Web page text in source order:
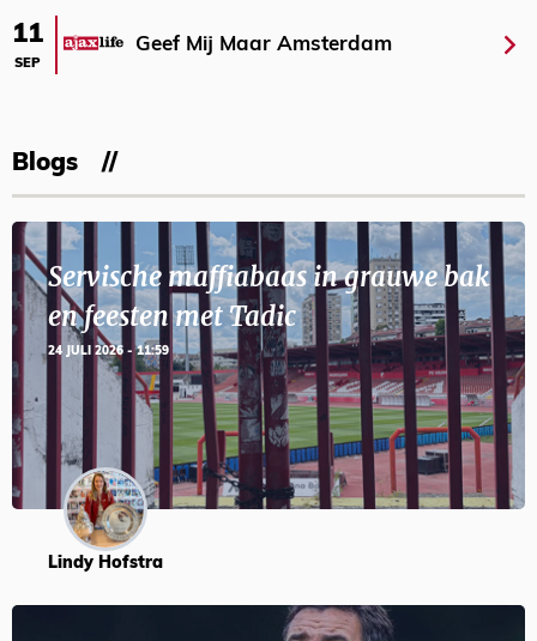
11
SEP
Geef Mij Maar Amsterdam
Blogs
Servische maffiabaas in grauwe bak
en feesten met Tadic
24 JULI 2026 - 11:59
Lindy Hofstra